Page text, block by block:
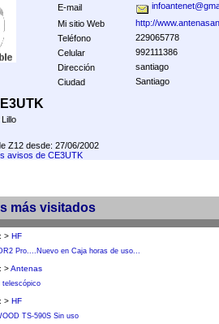
E-mail
Mi sitio Web
http://
Teléfono
229065778
Celular
992111386
Dirección
santiago
Ciudad
Santiago
Z12 desde: 27/06/2002
avisos de CE3UTK
más visitados
> HF
Pro....Nuevo en Caja horas de uso...
>Antenas
telescópico
> HF
TS-590S Sin uso